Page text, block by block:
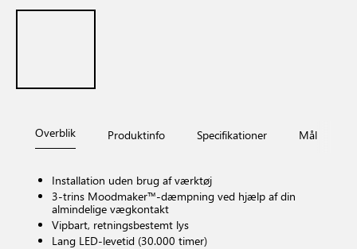
Overblik Produktinfo Specifikationer Mål
Installation uden brug af værktøj
3-trins Moodmaker™-dæmpning ved hjælp af din
almindelige vægkontakt
Vipbart, retningsbestemt lys
Lang LED-levetid (30.000 timer)